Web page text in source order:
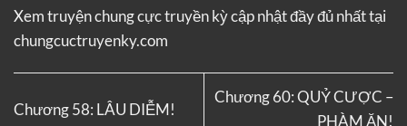
Xem truyệnchung cực truyền kỳcập nhật đầy đủ nhất tại
chungcuctruyenky.com
Chương 58: LÂU DIỄM!
Chương 60: QUỶ CƯỢC –
PHÀM ĂN!